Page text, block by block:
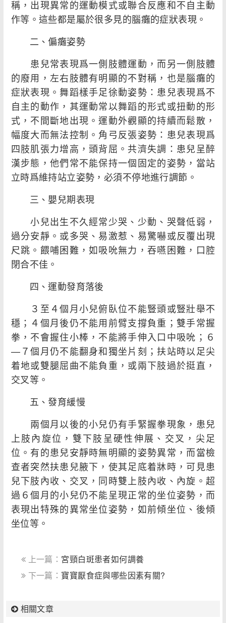
稱，出現異常的運動模式或聯合反應和不自主動
作等。這些都是屬於很多見的腦癱的症狀表現。
二、偏癱姿勢
患兒常表現爲一側肢體運動，而另一側肢體
的廢用，左右肢體有明顯的不對稱，也是腦癱的
症狀表現。舞蹈樣手足徐動姿勢：患兒表現爲不
自主的動作，其運動常以舞蹈的形式或扭動的形
式，不間斷地出現。運動外觀顯的持續而鬆散，
幅度大而無法控制。角弓反張姿勢：患兒表現爲
四肢肌張力增高，頭背屈。共濟失調：患兒呈醉
漢步態，他們常不能保持一個固定的姿勢，當站
立時爲維持站立姿勢，必須不停地進行調節。
三、嬰兒期表現
小兒出生不久經常少哭、少動、哭聲低弱，
過分安靜。或多哭、易激惹、易驚嚇或反覆出現
尺跳。餵哺困難，如吸吮無力，吞嚥困難，口腔
閉合不佳。
四、運動發育落後
３至４個月小兒俯臥位不能豎頭或豎壯舉不
穩；４個月後仍不能用前臂支撐負重；雙手常握
拳，不會握住小棒，不能將手伸入口中吸吮；６
—７個月仍不能翻身和獨坐片刻；扶站時以足尖
着地或雙腿屈曲不能負重，或兩下肢過於挺直，
交叉等。
五、發育緩慢
兩個月以後的小兒仍有手緊握拳現象，患兒
上肢內旋位，雙下肢呈硬性伸展、交叉，尖足
位。有的患兒安靜時無明顯的姿勢異常，而當檢
查者突然扶患兒腋下，使其足底着牀時，可見患
兒下肢內收、交叉，同時雙上肢內收、內旋。超
過６個月的小兒仍不能呈現正常的坐位姿勢，而
表現出特殊的異常坐位姿勢，如前傾坐位、後傾
坐位等。
上一篇： 宮頸白斑患者如何調養
下一篇： 寶寶厭食症與哪些因素有關?
相關文章